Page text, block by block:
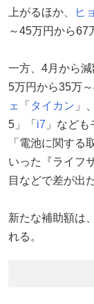
上がるほか、
ヒ
～45万円から67
一方、4月から
5万円から35万
ェ
「 タイカン 」
5」「 i7 」など
「電池に関する
いった『ライフ
目などで差が出
新たな補助額は
れる。